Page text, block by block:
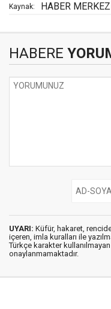
Kaynak: HABER
HABERE
UYARI: Küfür, hakaret,
içeren, imla kuralları ile
Türkçe karakter
onaylanmamaktadır.